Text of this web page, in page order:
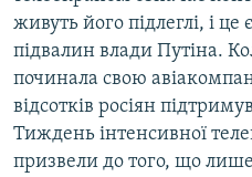
живуть його підлеглі, і це
підвалин влади Путіна.
починала свою
відсотків росіян
Тиждень інтенсивної
призвели до того, що лише